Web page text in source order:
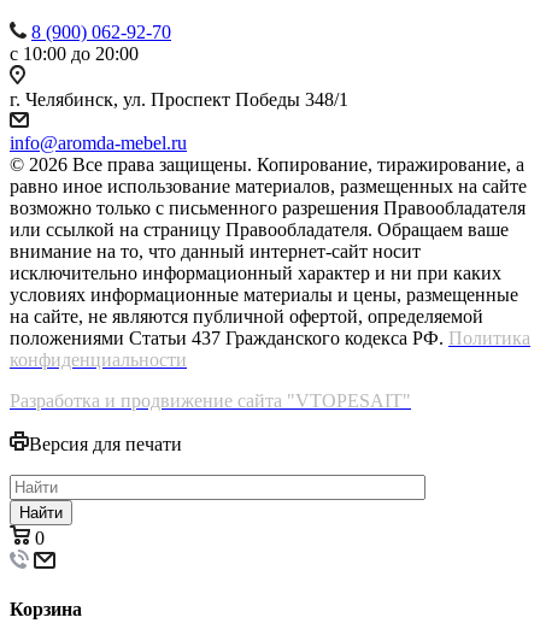
8 (900) 062-92-70
с 10:00 до 20:00
г. Челябинск, ул. Проспект Победы 348/1
info@aromda-mebel.ru
© 2026 Все права защищены. Копирование, тиражирование, а
равно иное использование материалов, размещенных на сайте
возможно только с письменного разрешения Правообладателя
или ссылкой на страницу Правообладателя. Обращаем ваше
внимание на то, что данный интернет-сайт носит
исключительно информационный характер и ни при каких
условиях информационные материалы и цены, размещенные
на сайте, не являются публичной офертой, определяемой
положениями Статьи 437 Гражданского кодекса РФ. Политика
конфиденциальности
Разработка и продвижение сайта "VTOPESAIT"
Версия для печати
Найти
0
Корзина